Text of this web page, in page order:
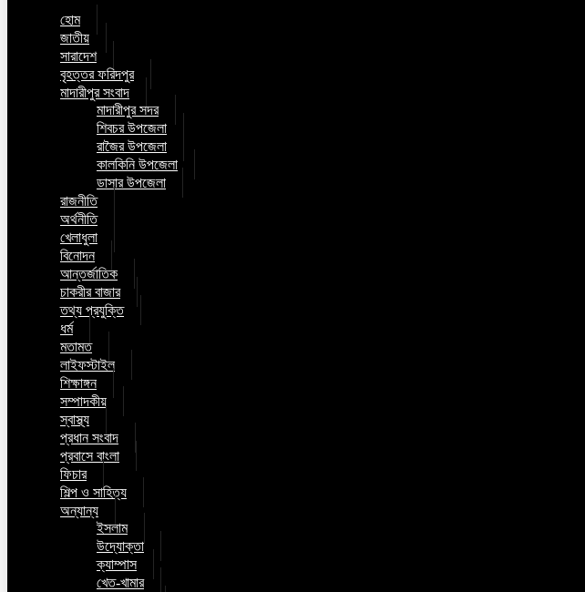
হোম
জাতীয়
সারাদেশ
বৃহত্তর ফরিদপুর
মাদারীপুর সংবাদ
মাদারীপুর সদর
শিবচর উপজেলা
রাজৈর উপজেলা
কালকিনি উপজেলা
ডাসার উপজেলা
রাজনীতি
অর্থনীতি
খেলাধুলা
বিনোদন
আন্তর্জাতিক
চাকরীর বাজার
তথ্য প্রযুক্তি
ধর্ম
মতামত
লাইফস্টাইল
শিক্ষাঙ্গন
সম্পাদকীয়
স্বাস্থ্য
প্রধান সংবাদ
প্রবাসে বাংলা
ফিচার
শিল্প ও সাহিত্য
অন্যান্য
ইসলাম
উদ্যোক্তা
ক্যাম্পাস
খেত-খামার